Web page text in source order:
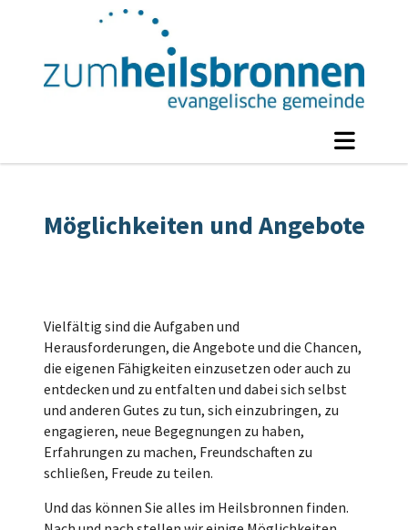
Möglichkeiten und Angebote
Vielfältig sind die Aufgaben und
Herausforderungen, die Angebote und die Chancen,
die eigenen Fähigkeiten einzusetzen oder auch zu
entdecken und zu entfalten und dabei sich selbst
und anderen Gutes zu tun, sich einzubringen, zu
engagieren, neue Begegnungen zu haben,
Erfahrungen zu machen, Freundschaften zu
schließen, Freude zu teilen.
Und das können Sie alles im Heilsbronnen finden.